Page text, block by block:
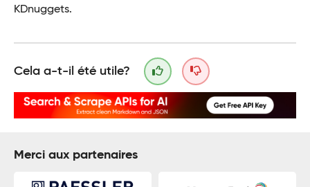
KDnuggets.
Cela a-t-il été utile?
Merci aux partenaires